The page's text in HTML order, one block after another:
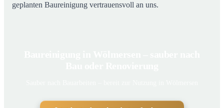
geplanten Baureinigung vertrauensvoll an uns.